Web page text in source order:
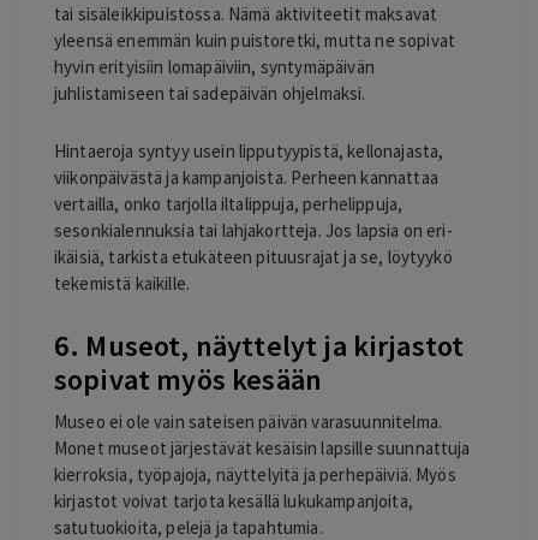
tai sisäleikkipuistossa. Nämä aktiviteetit maksavat
yleensä enemmän kuin puistoretki, mutta ne sopivat
hyvin erityisiin lomapäiviin, syntymäpäivän
juhlistamiseen tai sadepäivän ohjelmaksi.
Hintaeroja syntyy usein lipputyypistä, kellonajasta,
viikonpäivästä ja kampanjoista. Perheen kannattaa
vertailla, onko tarjolla iltalippuja, perhelippuja,
sesonkialennuksia tai lahjakortteja. Jos lapsia on eri-
ikäisiä, tarkista etukäteen pituusrajat ja se, löytyykö
tekemistä kaikille.
6. Museot, näyttelyt ja kirjastot
sopivat myös kesään
Museo ei ole vain sateisen päivän varasuunnitelma.
Monet museot järjestävät kesäisin lapsille suunnattuja
kierroksia, työpajoja, näyttelyitä ja perhepäiviä. Myös
kirjastot voivat tarjota kesällä lukukampanjoita,
satutuokioita, pelejä ja tapahtumia.